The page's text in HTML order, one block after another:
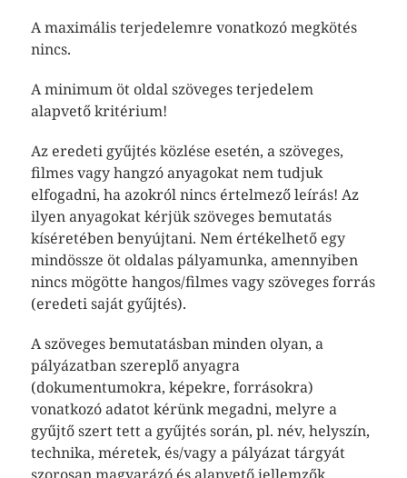
A maximális terjedelemre vonatkozó megkötés
nincs.
A minimum öt oldal szöveges terjedelem
alapvető kritérium!
Az eredeti gyűjtés közlése esetén, a szöveges,
filmes vagy hangzó anyagokat nem tudjuk
elfogadni, ha azokról nincs értelmező leírás! Az
ilyen anyagokat kérjük szöveges bemutatás
kíséretében benyújtani. Nem értékelhető egy
mindössze öt oldalas pályamunka, amennyiben
nincs mögötte hangos/filmes vagy szöveges forrás
(eredeti saját gyűjtés).
A szöveges bemutatásban minden olyan, a
pályázatban szereplő anyagra
(dokumentumokra, képekre, forrásokra)
vonatkozó adatot kérünk megadni, melyre a
gyűjtő szert tett a gyűjtés során, pl. név, helyszín,
technika, méretek, és/vagy a pályázat tárgyát